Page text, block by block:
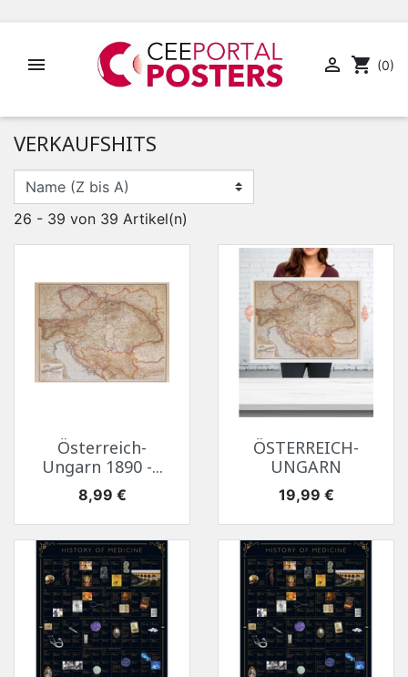
  shopping_cart (0)
VERKAUFSHITS
26 - 39 von 39 Artikel(n)
Österreich-
Ungarn 1890 -...
Preis
8,99 €
ÖSTERREICH-
UNGARN
Preis
19,99 €